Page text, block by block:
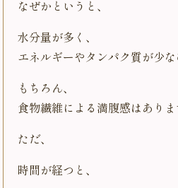
なぜかというと、
水分量が多く、
エネルギーやタンパク質が少な
もちろん、
食物繊維による満腹感はありま
ただ、
時間が経つと、